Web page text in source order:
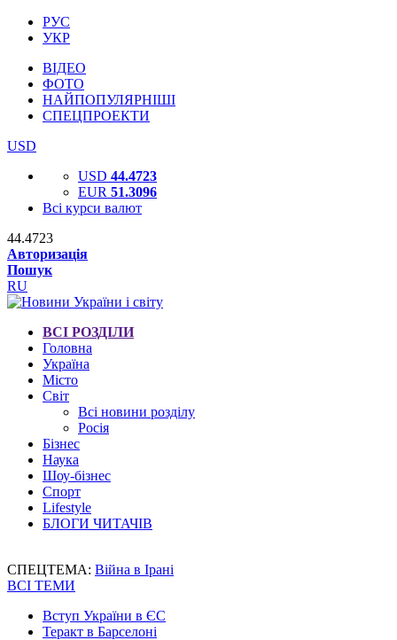
РУС
УКР
ВІДЕО
ФОТО
НАЙПОПУЛЯРНІШІ
СПЕЦПРОЕКТИ
USD
USD 44.4723
EUR 51.3096
Всі курси валют
44.4723
Авторизація
Пошук
RU
ВСІ РОЗДІЛИ
Головна
Україна
Місто
Світ
Всі новини розділу
Росія
Бізнес
Наука
Шоу-бізнес
Спорт
Lifestyle
БЛОГИ ЧИТАЧІВ
СПЕЦТЕМА: Війна в Ірані
ВСІ ТЕМИ
Вступ України в ЄС
Теракт в Барселоні